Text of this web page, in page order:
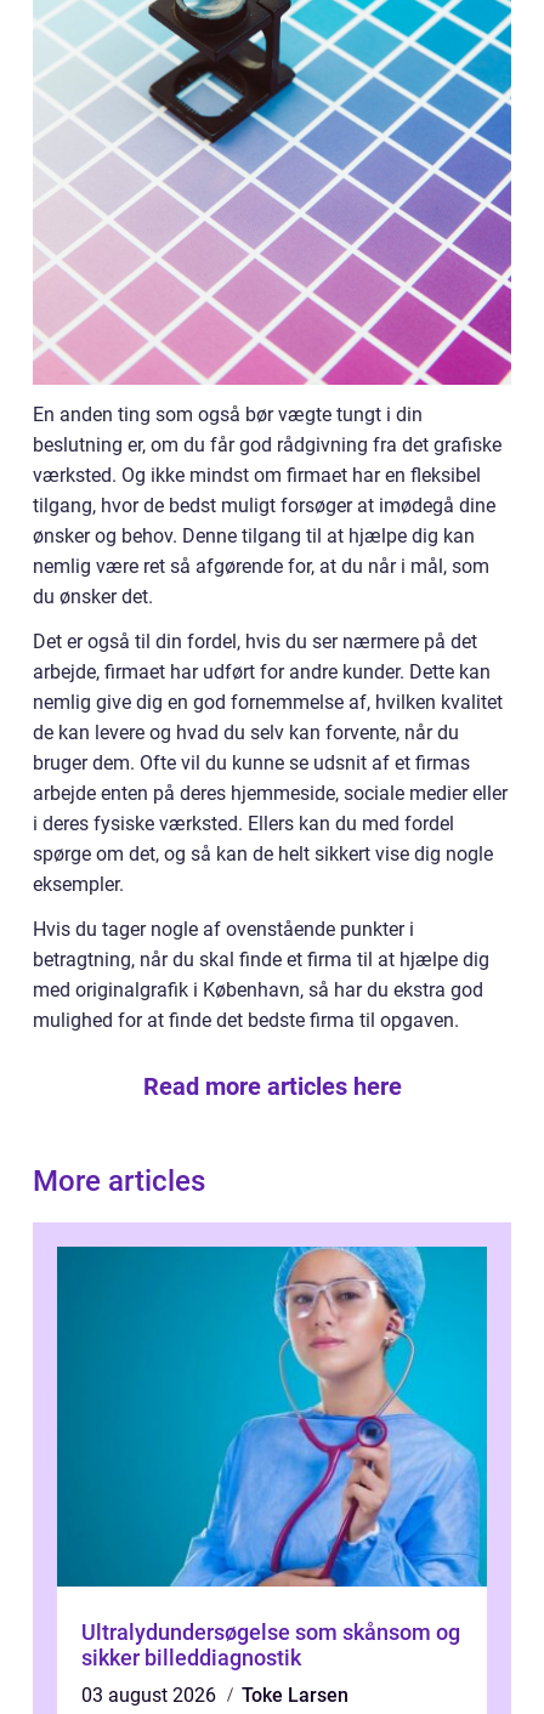
En anden ting som også bør vægte tungt i din
beslutning er, om du får god rådgivning fra det grafiske
værksted. Og ikke mindst om firmaet har en fleksibel
tilgang, hvor de bedst muligt forsøger at imødegå dine
ønsker og behov. Denne tilgang til at hjælpe dig kan
nemlig være ret så afgørende for, at du når i mål, som
du ønsker det.
Det er også til din fordel, hvis du ser nærmere på det
arbejde, firmaet har udført for andre kunder. Dette kan
nemlig give dig en god fornemmelse af, hvilken kvalitet
de kan levere og hvad du selv kan forvente, når du
bruger dem. Ofte vil du kunne se udsnit af et firmas
arbejde enten på deres hjemmeside, sociale medier eller
i deres fysiske værksted. Ellers kan du med fordel
spørge om det, og så kan de helt sikkert vise dig nogle
eksempler.
Hvis du tager nogle af ovenstående punkter i
betragtning, når du skal finde et firma til at hjælpe dig
med originalgrafik i København, så har du ekstra god
mulighed for at finde det bedste firma til opgaven.
Read more articles here
More articles
Ultralydundersøgelse som skånsom og
sikker billeddiagnostik
03 august 2026 Toke Larsen